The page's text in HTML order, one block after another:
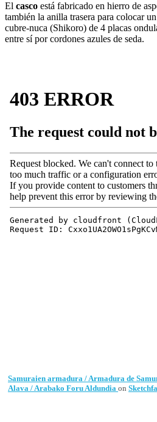
El casco está fabricado en hierro de
también la anilla trasera para colocar
cubre-nuca (Shikoro) de 4 placas
entre sí por cordones azules de seda.
Samuraien armadura / Armadura de
Alava / Arabako Foru Aldundia on